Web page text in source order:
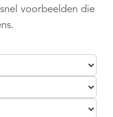
voorbeelden die